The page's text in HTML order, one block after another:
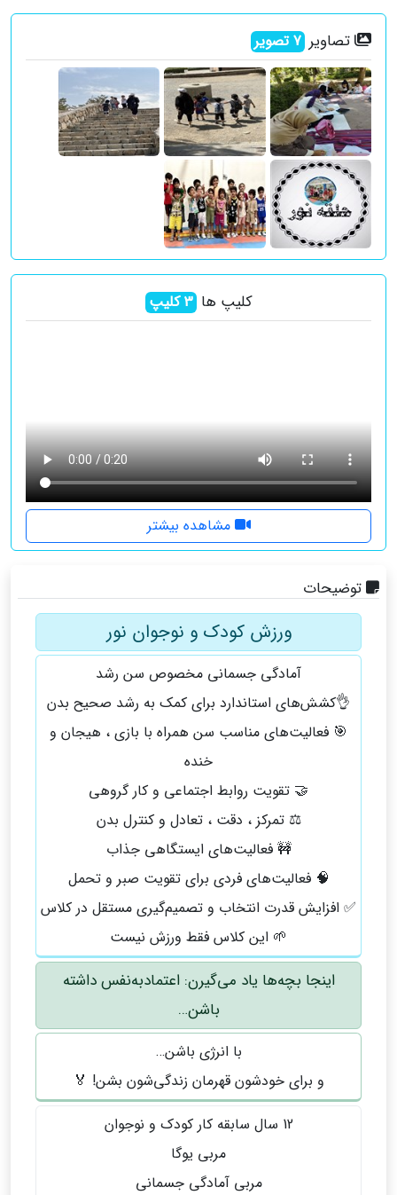
تصاویر 7تصویر
کلیپ ها3کلیپ
مشاهده بیشتر
توضیحات
ورزش کودک و نوجوان نور
آمادگی جسمانی مخصوص سن رشد
👌کشش‌های استاندارد برای کمک به رشد صحیح بدن
🎯 فعالیت‌های مناسب سن همراه با بازی ، هیجان و
خنده
🤝 تقویت روابط اجتماعی و کار گروهی
⚖️ تمرکز ، دقت ، تعادل و کنترل بدن
🚧 فعالیت‌های ایستگاهی جذاب
🧠 فعالیت‌های فردی برای تقویت صبر و تحمل
✅ افزایش قدرت انتخاب و تصمیم‌گیری مستقل در کلاس
🌱 این کلاس فقط ورزش نیست
اینجا بچه‌ها یاد می‌گیرن: اعتمادبه‌نفس داشته
باشن…
با انرژی باشن…
و برای خودشون قهرمان زندگی‌شون بشن! 🏅
12 سال سابقه کار کودک و نوجوان
مربی یوگا
مربی آمادگی جسمانی